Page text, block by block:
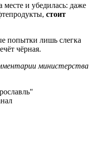
и убедилась: даже
стоит
попытки лишь слегка
чёрная.
министерства